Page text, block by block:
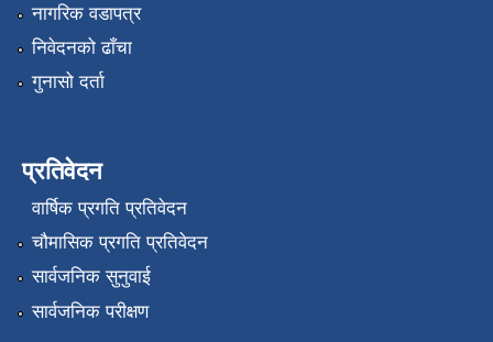
नागरिक वडापत्र
निवेदनको ढाँचा
गुनासो दर्ता
प्रतिवेदन
वार्षिक प्रगति प्रतिवेदन
चौमासिक प्रगति प्रतिवेदन
सार्वजनिक सुनुवाई
सार्वजनिक परीक्षण